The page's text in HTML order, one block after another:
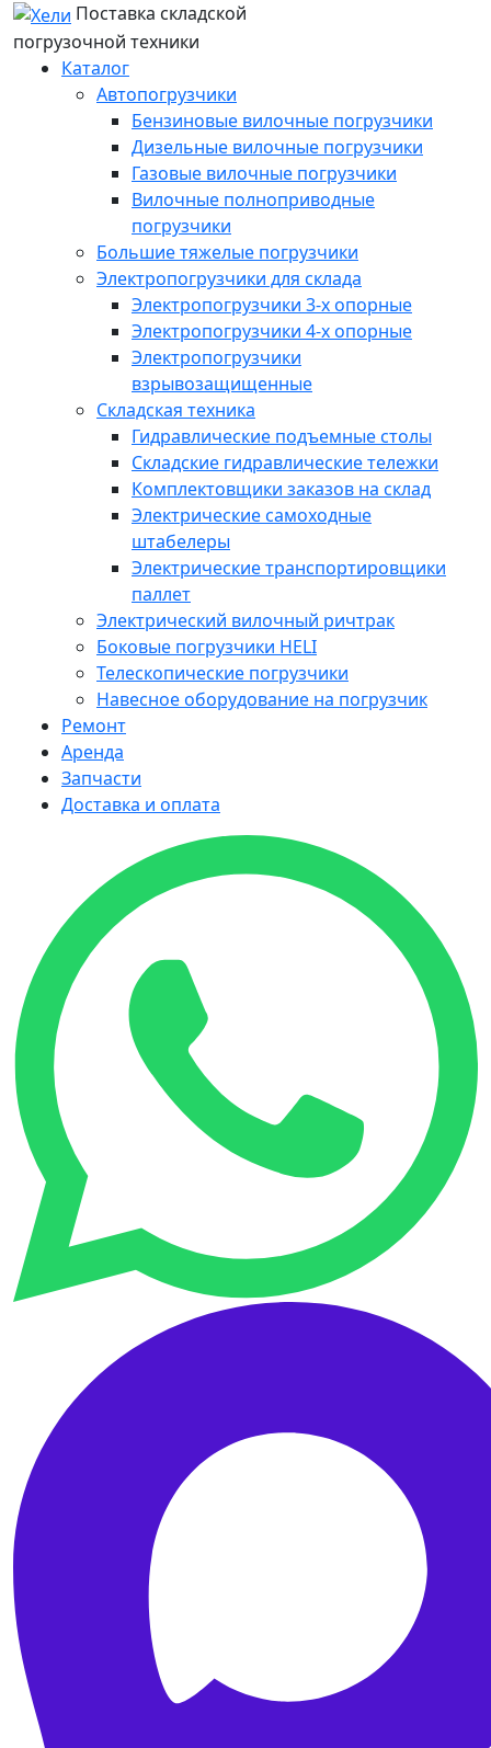
Поставка складской
погрузочной техники
Каталог
Автопогрузчики
Бензиновые вилочные погрузчики
Дизельные вилочные погрузчики
Газовые вилочные погрузчики
Вилочные полноприводные
погрузчики
Большие тяжелые погрузчики
Электропогрузчики для склада
Электропогрузчики 3-х опорные
Электропогрузчики 4-х опорные
Электропогрузчики
взрывозащищенные
Складская техника
Гидравлические подъемные столы
Складские гидравлические тележки
Комплектовщики заказов на склад
Электрические самоходные
штабелеры
Электрические транспортировщики
паллет
Электрический вилочный ричтрак
Боковые погрузчики HELI
Телескопические погрузчики
Навесное оборудование на погрузчик
Ремонт
Аренда
Запчасти
Доставка и оплата